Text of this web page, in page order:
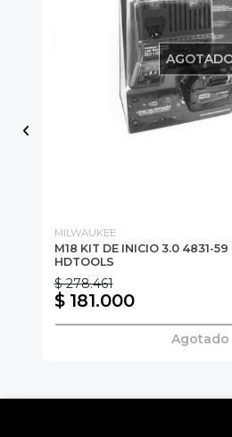
MILWAUKEE
M18 KIT DE INICIO 3.0 4831-59
HDTOOLS
$ 278.461
$ 181.000
Agotado